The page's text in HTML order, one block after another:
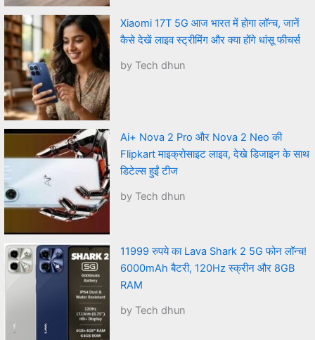
Xiaomi 17T 5G आज भारत में होगा लॉन्च, जानें
कैसे देखें लाइव स्ट्रीमिंग और क्या होंगे धांसू फीचर्स
by Tech dhun
Ai+ Nova 2 Pro और Nova 2 Neo की
Flipkart माइक्रोसाइट लाइव, देखे डिजाइन के साथ
डिटेल्स हुईं टीज
by Tech dhun
11999 रुपये का Lava Shark 2 5G फोन लॉन्च!
6000mAh बैटरी, 120Hz स्क्रीन और 8GB
RAM
by Tech dhun